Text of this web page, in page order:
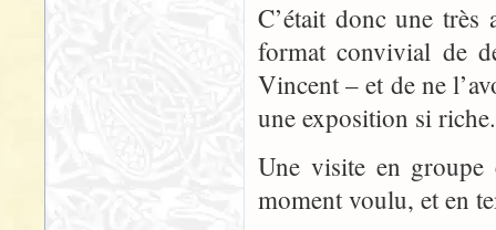
C’était donc une
format convivial de
Vincent – et de ne
une exposition si riche.
Une visite en
moment voulu, et en